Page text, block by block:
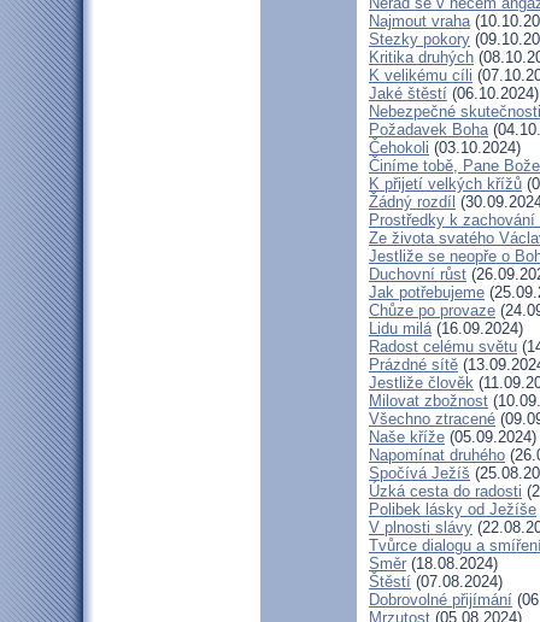
Najmout vraha
Stezky pokory
Kritika druhých
K velikému cíli
Jaké štěstí (06.10.2024)
Nebezpečné skutečnosti
Požadavek Boha
Čehokoli (03.10.2024)
Činíme tobě, Pane
K přijetí velkých křížů
Žádný rozdíl
Prostředky k
Ze života svatého
Jestliže se neopře o
Duchovní růst
Jak potřebujeme
Chůze po provaze
Lidu milá(16.09.2024)
Radost celému světu
Prázdné sítě
Jestliže člověk
Milovat zbožnost
Všechno ztracené
Naše kříže (05.09.2024)
Napomínat druhého
Spočívá Ježíš
Úzká cesta do radosti
Polibek lásky od Ježíše
V plnosti slávy
Tvůrce dialogu a
Směr (18.08.2024)
Štěstí (07.08.2024)
Dobrovolné přijímání
Mrzutost (05.08.2024)